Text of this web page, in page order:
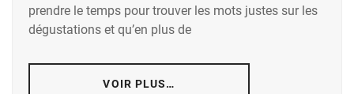
prendre le temps pour trouver les mots justes sur les
dégustations et qu’en plus de
VOIR PLUS…